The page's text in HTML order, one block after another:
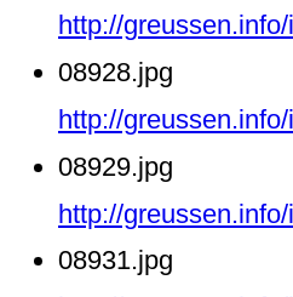
http://
08928.jpg
http://
08929.jpg
http://
08931.jpg